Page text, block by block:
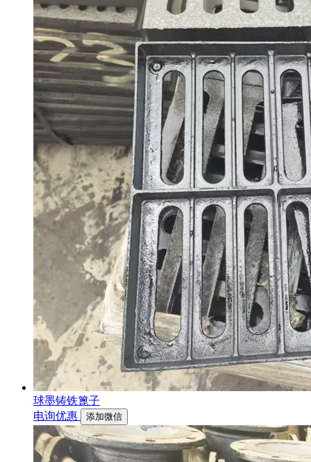
球墨铸铁篦子
电询优惠
添加微信